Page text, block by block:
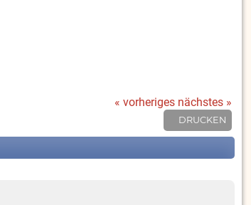
« vorheriges nächstes »
DRUCKEN